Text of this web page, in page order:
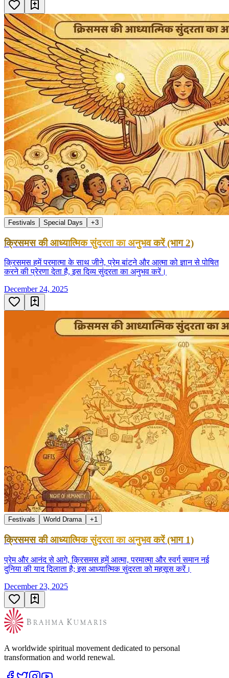
Festivals Special Days +3
क्रिसमस की आध्यात्मिक सुंदरता का अनुभव करें (भाग 2)
क्रिसमस हमें परमात्मा के साथ जीने, प्रेम बांटने और आत्मा को ज्ञान से पोषित
करने की प्रेरणा देता है, इस दिव्य सुंदरता का अनुभव करें।
December 24, 2025
Festivals World Drama +1
क्रिसमस की आध्यात्मिक सुंदरता का अनुभव करें (भाग 1)
प्रेम और आनंद से आगे, क्रिसमस हमें आत्मा, परमात्मा और स्वर्ग समान नई
दुनिया की याद दिलाता है; इस आध्यात्मिक सुंदरता को महसूस करें।
December 23, 2025
A worldwide spiritual movement dedicated to personal
transformation and world renewal.